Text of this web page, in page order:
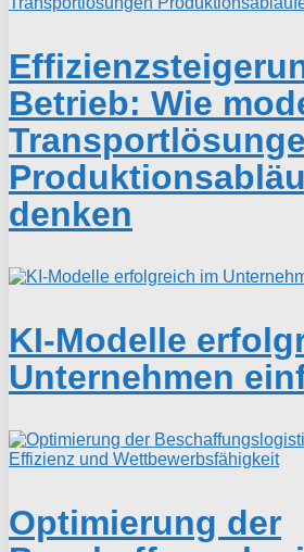
Betrieb: Wie
denken
KI-Modelle
Unternehmen
Optimierung der